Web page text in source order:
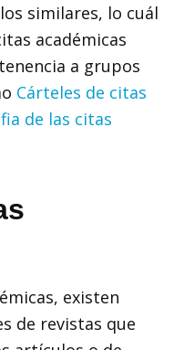
similares, lo cuál
académicas
a grupos
Cárteles de citas
de las citas
existen
de revistas que